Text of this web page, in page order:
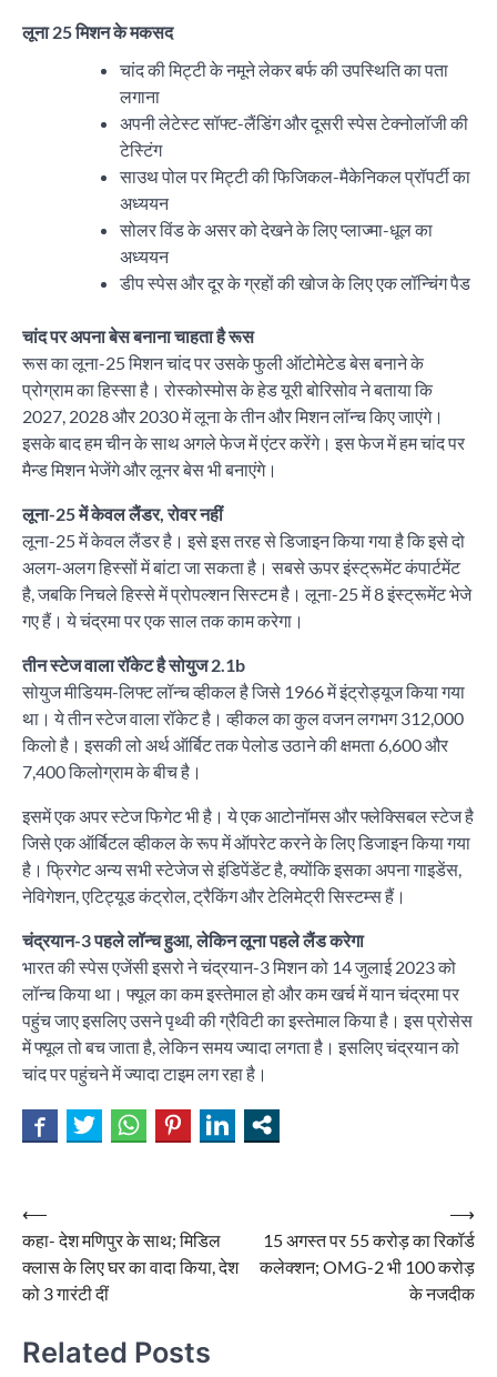
लूना 25 मिशन के मकसद
चांद की मिट्टी के नमूने लेकर बर्फ की उपस्थिति का पता
लगाना
अपनी लेटेस्ट सॉफ्ट-लैंडिंग और दूसरी स्पेस टेक्‍नोलॉजी की
टेस्टिंग
साउथ पोल पर मिट्टी की फिजिकल-मैकेनिकल प्रॉपर्टी का
अध्ययन
सोलर विंड के असर को देखने के लिए प्लाज्मा-धूल का
अध्ययन
डीप स्पेस और दूर के ग्रहों की खोज के लिए एक लॉन्चिंग पैड
चांद पर अपना बेस बनाना चाहता है रूस
रूस का लूना-25 मिशन चांद पर उसके फुली ऑटोमेटेड बेस बनाने के
प्रोग्राम का हिस्सा है। रोस्कोस्मोस के हेड यूरी बोरिसोव ने बताया कि
2027, 2028 और 2030 में लूना के तीन और मिशन लॉन्च किए जाएंगे।
इसके बाद हम चीन के साथ अगले फेज में एंटर करेंगे। इस फेज में हम चांद पर
मैन्ड मिशन भेजेंगे और लूनर बेस भी बनाएंगे।
लूना-25 में केवल लैंडर, रोवर नहीं
लूना-25 में केवल लैंडर है। इसे इस तरह से डिजाइन किया गया है कि इसे दो
अलग-अलग हिस्सों में बांटा जा सकता है। सबसे ऊपर इंस्ट्रूमेंट कंपार्टमेंट
है, जबकि निचले हिस्से में प्रोपल्शन सिस्टम है। लूना-25 में 8 इंस्ट्रूमेंट भेजे
गए हैं। ये चंद्रमा पर एक साल तक काम करेगा।
तीन स्टेज वाला रॉकेट है सोयुज 2.1b
सोयुज मीडियम-लिफ्ट लॉन्च व्हीकल है जिसे 1966 में इंट्रोड्यूज किया गया
था। ये तीन स्टेज वाला रॉकेट है। व्हीकल का कुल वजन लगभग 312,000
किलो है। इसकी लो अर्थ ऑर्बिट तक पेलोड उठाने की क्षमता 6,600 और
7,400 किलोग्राम के बीच है।
इसमें एक अपर स्टेज फिगेट भी है। ये एक आटोनॉमस और फ्लेक्सिबल स्टेज है
जिसे एक ऑर्बिटल व्हीकल के रूप में ऑपरेट करने के लिए डिजाइन किया गया
है। फ्रिगेट अन्य सभी स्टेजेज से इंडिपेंडेंट है, क्योंकि इसका अपना गाइडेंस,
नेविगेशन, एटिट्यूड कंट्रोल, ट्रैकिंग और टेलिमेट्री सिस्टम्स हैं।
चंद्रयान-3 पहले लॉन्च हुआ, लेकिन लूना पहले लैंड करेगा
भारत की स्पेस एजेंसी इसरो ने चंद्रयान-3 मिशन को 14 जुलाई 2023 को
लॉन्च किया था। फ्यूल का कम इस्तेमाल हो और कम खर्च में यान चंद्रमा पर
पहुंच जाए इसलिए उसने पृथ्वी की ग्रैविटी का इस्तेमाल किया है। इस प्रोसेस
में फ्यूल तो बच जाता है, लेकिन समय ज्यादा लगता है। इसलिए चंद्रयान को
चांद पर पहुंचने में ज्यादा टाइम लग रहा है।
Post
navigation
⟵
कहा- देश मणिपुर के साथ; मिडिल
क्लास के लिए घर का वादा किया, देश
को 3 गारंटी दीं
15 अगस्त पर 55 करोड़ का रिकॉर्ड
कलेक्शन; OMG-2 भी 100 करोड़
के नजदीक
⟶
Related Posts